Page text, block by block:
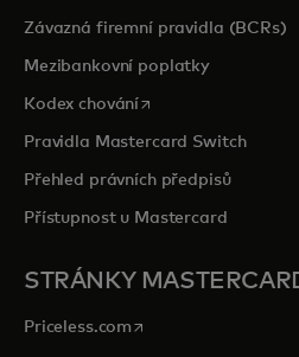
Závazná firemní pravidla (BCRs)
Mezibankovní poplatky
Kodex chováníopens in a new tab
Pravidla Mastercard Switch
Přehled právních předpisů
Přístupnost u Mastercard
STRÁNKY
Priceless.com opens in a new tab